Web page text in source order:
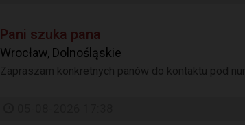
Pani szuka pana
Wrocław, Dolnośląskie
Zapraszam konkretnych panów do kontaktu pod